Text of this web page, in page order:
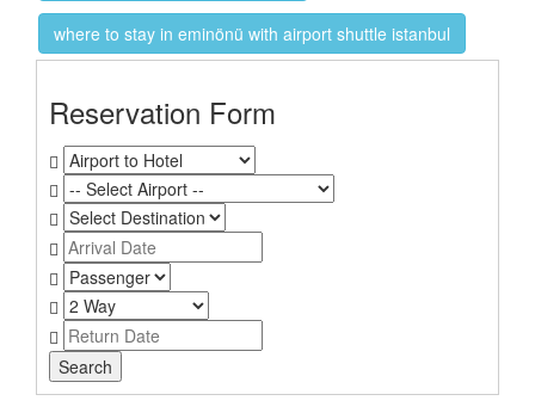
where to stay in eminönü with airport shuttle istanbul
Reservation Form